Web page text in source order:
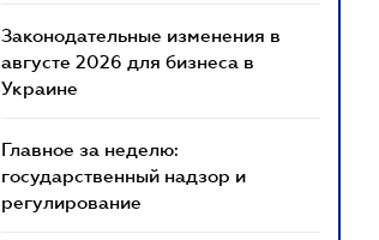
Законодательные изменения в
августе 2026 для бизнеса в
Украине
Главное за неделю:
государственный надзор и
регулирование